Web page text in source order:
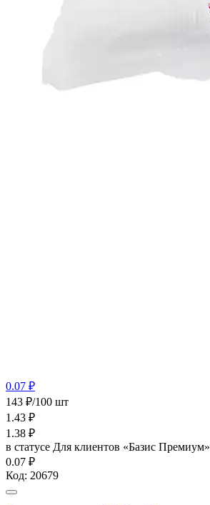
0.07 ₽
143 ₽/100 шт
1.43 ₽
1.38 ₽
в статусе Для клиентов «Базис Премиум»
0.07 ₽
Код: 20679